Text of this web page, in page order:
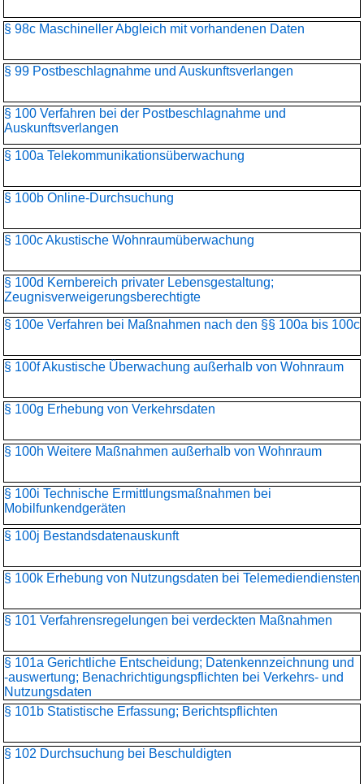
§ 98c Maschineller Abgleich mit vorhandenen Daten
§ 99 Postbeschlagnahme und Auskunftsverlangen
§ 100 Verfahren bei der Postbeschlagnahme und
Auskunftsverlangen
§ 100a Telekommunikationsüber­wachung
§ 100b Online-Durchsuchung
§ 100c Akustische Wohnraumüberwachung
§ 100d Kernbereich privater Lebensgestaltung;
Zeugnisverweigerungs­berechtigte
§ 100e Verfahren bei Maßnahmen nach den §§ 100a bis 100c
§ 100f Akustische Überwachung außerhalb von Wohnraum
§ 100g Erhebung von Verkehrsdaten
§ 100h Weitere Maßnahmen außerhalb von Wohnraum
§ 100i Technische Ermittlungsmaßnahmen bei
Mobilfunkendgeräten
§ 100j Bestandsdatenauskunft
§ 100k Erhebung von Nutzungsdaten bei Telemediendiensten
§ 101 Verfahrensregelungen bei verdeckten Maßnahmen
§ 101a Gerichtliche Entscheidung; Datenkennzeichnung und
-auswertung; Benachrichtigungspflichten bei Verkehrs- und
Nutzungsdaten
§ 101b Statistische Erfassung; Berichtspflichten
§ 102 Durchsuchung bei Beschuldigten